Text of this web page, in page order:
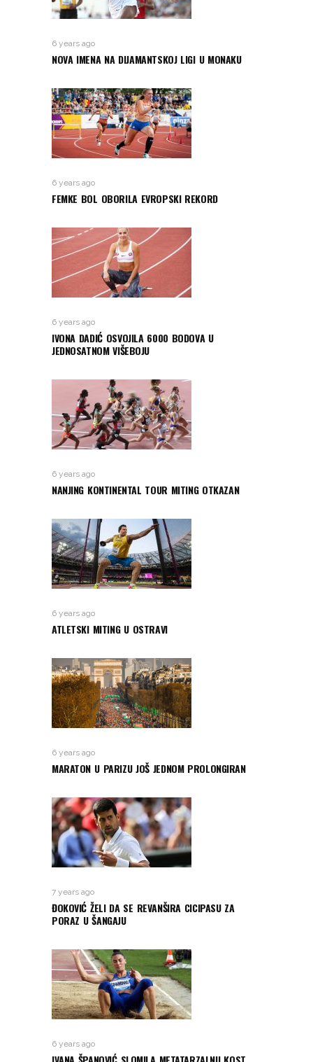
6 years ago
NOVA IMENA NA DIJAMANTSKOJ LIGI U MONAKU
6 years ago
FEMKE BOL OBORILA EVROPSKI REKORD
6 years ago
IVONA DADIĆ OSVOJILA 6000 BODOVA U
JEDNOSATNOM VIŠEBOJU
6 years ago
NANJING KONTINENTAL TOUR MITING OTKAZAN
6 years ago
ATLETSKI MITING U OSTRAVI
6 years ago
MARATON U PARIZU JOŠ JEDNOM PROLONGIRAN
7 years ago
ĐOKOVIĆ ŽELI DA SE REVANŠIRA CICIPASU ZA
PORAZ U ŠANGAJU
6 years ago